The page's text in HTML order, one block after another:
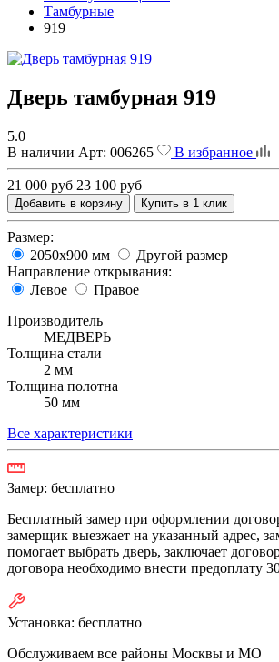
Тамбурные
919
Дверь тамбурная 919
5.0
В наличии Арт: 006265 В избранное
21 000 руб 23 100 руб
Добавить в корзину Купить в 1 клик
Размер:
2050х900 мм
Другой размер
Направление открывания:
Левое
Правое
Производитель
МЕДВЕРЬ
Толщина стали
2 мм
Толщина полотна
50 мм
Все характеристики
Замер: бесплатно
Бесплатный замер при оформлении
замерщик выезжает на указанный адрес,
помогает выбрать дверь, заключает
договора необходимо внести предоплату
Установка: бесплатно
Обслуживаем все районы Москвы и МО